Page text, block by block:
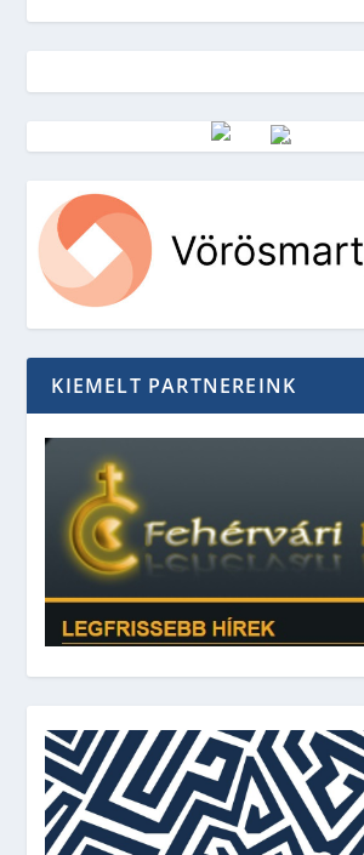
KIEMELT PARTNEREINK